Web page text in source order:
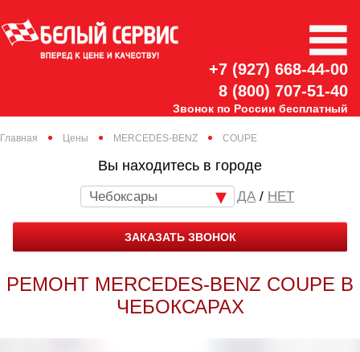
+7 (927) 668-44-00
8 (800) 707-51-40
Звонок по России бесплатный
Главная Цены MERCEDES-BENZ COUPE
Вы находитесь в городе
Чебоксары / НЕТ
ЗАКАЗАТЬ ЗВОНОК
РЕМОНТ MERCEDES-BENZ COUPE В
ЧЕБОКСАРАХ